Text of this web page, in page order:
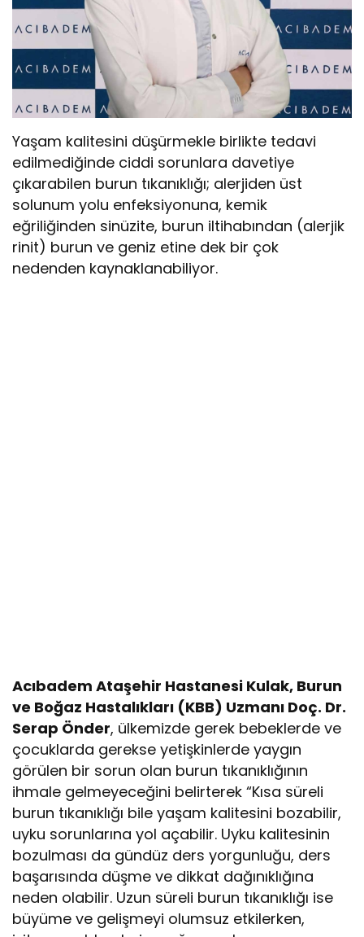
Yaşam kalitesini düşürmekle birlikte tedavi
edilmediğinde ciddi sorunlara davetiye
çıkarabilen burun tıkanıklığı; alerjiden üst
solunum yolu enfeksiyonuna, kemik
eğriliğinden sinüzite, burun iltihabından (alerjik
rinit) burun ve geniz etine dek bir çok
nedenden kaynaklanabiliyor.
Acıbadem Ataşehir Hastanesi Kulak, Burun
ve Boğaz Hastalıkları (KBB) Uzmanı Doç. Dr.
Serap Önder, ülkemizde gerek bebeklerde ve
çocuklarda gerekse yetişkinlerde yaygın
görülen bir sorun olan burun tıkanıklığının
ihmale gelmeyeceğini belirterek “Kısa süreli
burun tıkanıklığı bile yaşam kalitesini bozabilir,
uyku sorunlarına yol açabilir. Uyku kalitesinin
bozulması da gündüz ders yorgunluğu, ders
başarısında düşme ve dikkat dağınıklığına
neden olabilir. Uzun süreli burun tıkanıklığı ise
büyüme ve gelişmeyi olumsuz etkilerken,